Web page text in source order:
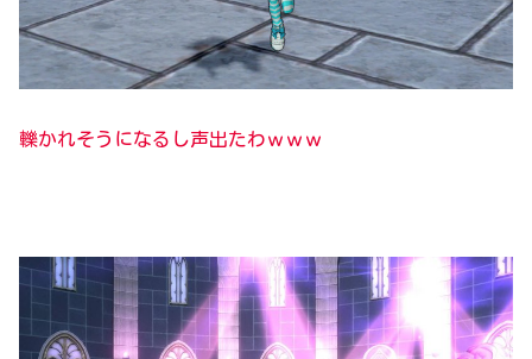
轢かれそうになるし声出たわｗｗｗ